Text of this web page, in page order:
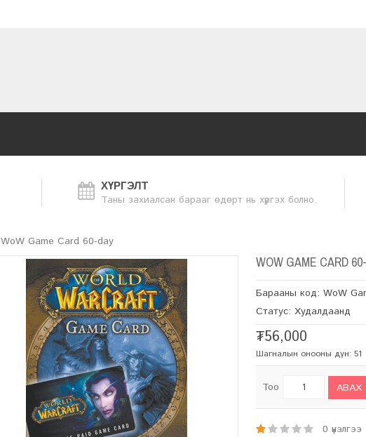
ХҮРГЭЛТ
Таны захиалсан барааг өдөрт нь хүргэх болно.
WoW Game Card 60-day
WOW GAME CARD
Барааны код: WoW
Статус: Худалдаанд
₮56,000
Шагналын онооны дүн: 51
Тоо АВАХ
0 үнэлгээ